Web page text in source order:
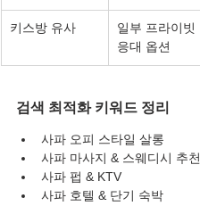
키스방 유사
일부 프라이빗
응대 옵션
검색 최적화 키워드 정리
사파 오피 스타일 살롱
사파 마사지 & 스웨디시 추천
사파 펍 & KTV
사파 호텔 & 단기 숙박